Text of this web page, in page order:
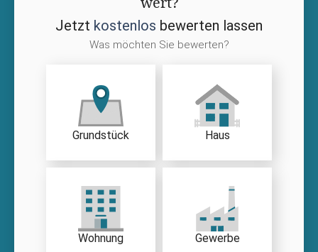
Jetzt kostenlos bewerten lassen
Was möchten Sie bewerten?
Grundstück Haus
Wohnung Gewerbe